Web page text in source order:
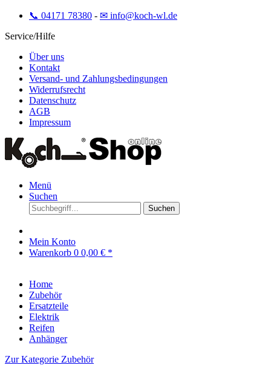
📞 04171 78380 - ✉ info@koch-wl.de
Service/Hilfe
Über uns
Kontakt
Versand- und Zahlungsbedingungen
Widerrufsrecht
Datenschutz
AGB
Impressum
Menü
Suchen
Suchen
Mein Konto
Warenkorb 0 0,00 € *
Home
Zubehör
Ersatzteile
Elektrik
Reifen
Anhänger
Zur Kategorie Zubehör